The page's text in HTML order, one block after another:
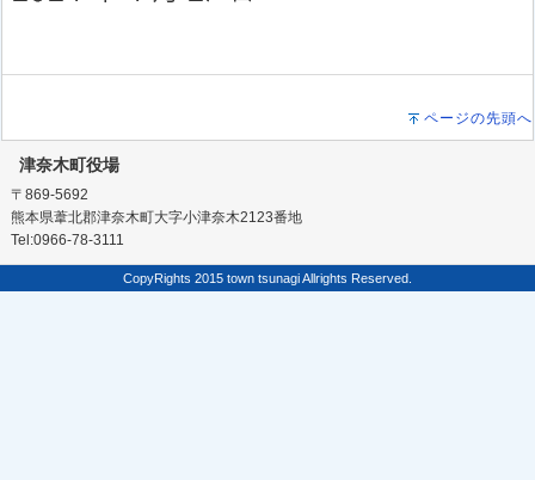
ページの先頭へ
津奈木町役場
〒869-5692
熊本県葦北郡津奈木町大字小津奈木2123番地
Tel:0966-78-3111
CopyRights 2015 town tsunagi Allrights Reserved.